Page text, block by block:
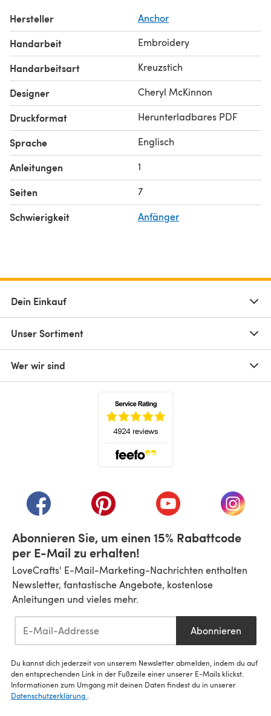
Hersteller Anchor
Handarbeit Embroidery
Handarbeitsart Kreuzstich
Designer Cheryl McKinnon
Druckformat Herunterladbares PDF
Sprache Englisch
Anleitungen 1
Seiten 7
Schwierigkeit Anfänger
Dein Einkauf
Unser Sortiment
Wer wir sind
(öffnet sich in einem neuen Tab)
(öffnet sich in einem neuen Tab)
(öffnet sich in einem
(öffnet
Abonnieren Sie, um einen 15% Rabattcode
per E-Mail zu erhalten!
LoveCrafts' E-Mail-Marketing-Nachrichten enthalten
Newsletter, fantastische Angebote, kostenlose
Anleitungen und vieles mehr.
Abonnieren
Du kannst dich jederzeit von unserem Newsletter abmelden, indem du auf
den entsprechenden Link in der Fußzeile einer unserer E-Mails klickst.
Informationen zum Umgang mit deinen Daten findest du in unserer
Datenschutzerklärung